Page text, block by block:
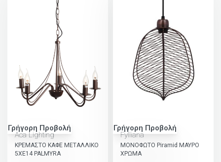
Γρήγορη Προβολή
Aca Lighting
ΚΡΕΜΑΣΤΟ ΚΑΦΕ ΜΕΤΑΛΛΙΚΟ
5ΧΕ14 PALMYRA
Γρήγορη Προβολή
Fylliana
ΜΟΝΟΦΩΤΟ Piramid ΜΑΥΡΟ
ΧΡΩΜΑ